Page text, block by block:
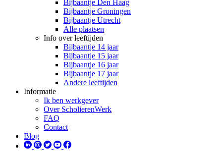
Bijbaantje Den Haag
Bijbaantje Groningen
Bijbaantje Utrecht
Alle plaatsen
Info over leeftijden
Bijbaantje 14 jaar
Bijbaantje 15 jaar
Bijbaantje 16 jaar
Bijbaantje 17 jaar
Andere leeftijden
Informatie
Ik ben werkgever
Over ScholierenWerk
FAQ
Contact
Blog